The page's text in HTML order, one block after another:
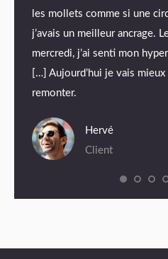
les mollets comme si une
j’avais un meilleur ancrage.
mercredi, j’ai senti mon
[…] Aujourd’hui je vais
remonter.
Hervé
Client